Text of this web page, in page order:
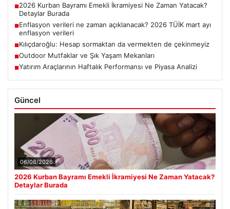
■2026 Kurban Bayramı Emekli İkramiyesi Ne Zaman Yatacak?
Detaylar Burada
■Enflasyon verileri ne zaman açıklanacak? 2026 TÜİK mart ayı
enflasyon verileri
■Kılıçdaroğlu: Hesap sormaktan da vermekten de çekinmeyiz
■Outdoor Mutfaklar ve Şık Yaşam Mekanları
■Yatırım Araçlarının Haftalık Performansı ve Piyasa Analizi
Güncel
06/08/2026
2026 Kurban Bayramı Emekli İkramiyesi Ne Zaman Yatacak?
Detaylar Burada